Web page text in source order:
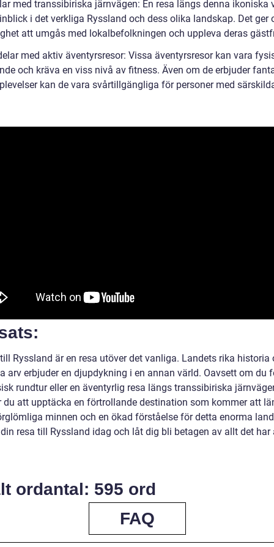
med transsibiriska järnvägen: En resa längs denna ikoniska
i det verkliga Ryssland och dess olika landskap. Det ger
att umgås med lokalbefolkningen och uppleva deras
med aktiv äventyrsresor: Vissa äventyrsresor kan vara
och kräva en viss nivå av fitness. Även om de erbjuder
kan de vara svårtillgängliga för personer med
Ryssland är en resa utöver det vanliga. Landets rika historia
arv erbjuder en djupdykning i en annan värld. Oavsett om du
rundtur eller en äventyrlig resa längs transsibiriska
du att upptäcka en förtrollande destination som kommer att
minnen och en ökad förståelse för detta enorma
resa till Ryssland idag och låt dig bli betagen av allt det har
ordantal: 595 ord
FAQ